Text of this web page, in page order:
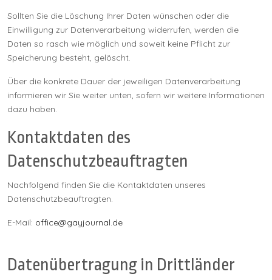
Sollten Sie die Löschung Ihrer Daten wünschen oder die
Einwilligung zur Datenverarbeitung widerrufen, werden die
Daten so rasch wie möglich und soweit keine Pflicht zur
Speicherung besteht, gelöscht.
Über die konkrete Dauer der jeweiligen Datenverarbeitung
informieren wir Sie weiter unten, sofern wir weitere Informationen
dazu haben.
Kontaktdaten des
Datenschutzbeauftragten
Nachfolgend finden Sie die Kontaktdaten unseres
Datenschutzbeauftragten.
E-Mail: office@gayjournal.de
Datenübertragung in Drittländer